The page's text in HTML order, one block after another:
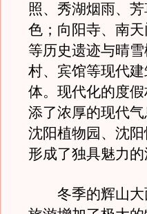
照、秀湖烟雨、
色；向阳寺、南
等历史遗迹与晴
村、宾馆等现代
体。现代化的度
添了浓厚的现代
沈阳植物园、沈
形成了独具魅力的
冬季的辉山大